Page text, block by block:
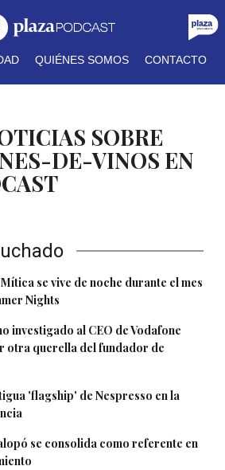
QUIÉNES SOMOS CONTACTO
SOBRE
DE-VINOS EN
se vive de noche durante el mes
Nights
investigado al CEO de Vodafone
otra querella del fundador de
'flagship' de Nespresso en la
se consolida como referente en